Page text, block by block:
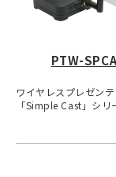
PTW-
ワイヤレスプレゼン
「Simple Cast」シリ